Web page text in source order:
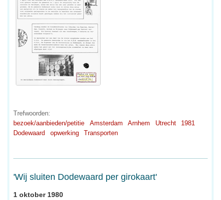
Trefwoorden:
bezoek/aanbieden/petitie
Amsterdam Arnhem Utrecht
1981
Dodewaard
opwerking Transporten
'Wij sluiten Dodewaard per girokaart'
1 oktober 1980